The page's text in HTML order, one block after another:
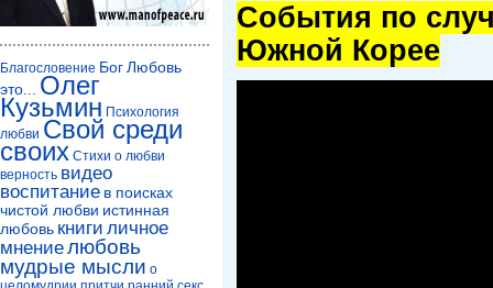
Cобытия по
Южной Корее
Благословение БогЛюбовь
это...
Олег
Кузьмин Психология
любви Свой среди
своих Стихи о любви
верность видео
воспитание в поисках
чистой любви истинная
любовь книги личное
мнениелюбовь
мудрые мысли о